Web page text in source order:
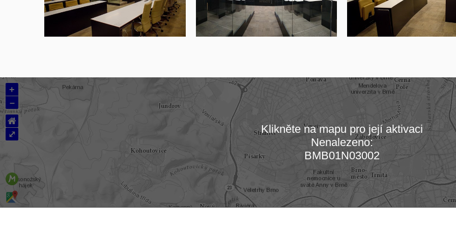
Načítám mapu…
+
–
⌂
⤢
Klikněte na mapu pro její aktivaci
Nenalezeno:
BMB01N03002